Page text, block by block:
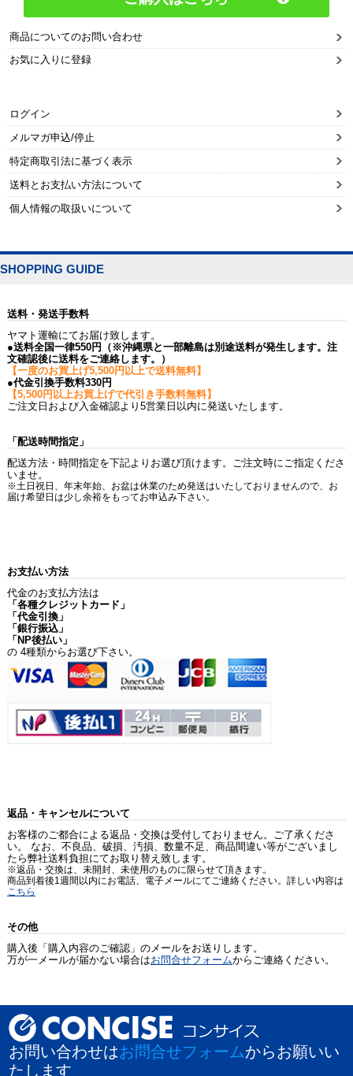
商品についてのお問い合わせ
お気に入りに登録
ログイン
メルマガ申込/停止
特定商取引法に基づく表示
送料とお支払い方法について
個人情報の取扱いについて
SHOPPING GUIDE
送料・発送手数料
ヤマト運輸にてお届け致します。
●送料全国一律550円（※沖縄県と一部離島は別途送料が発生します。注
文確認後に送料をご連絡します。）
【一度のお買上げ5,500円以上で送料無料】
●代金引換手数料330円
【5,500円以上お買上げで代引き手数料無料】
ご注文日および入金確認より5営業日以内に発送いたします。
「配送時間指定」
配送方法・時間指定を下記よりお選び頂けます。ご注文時にご指定くださ
いませ。
※土日祝日、年末年始、お盆は休業のため発送はいたしておりませんので、お
届け希望日は少し余裕をもってお申込み下さい。
お支払い方法
代金のお支払方法は
「各種クレジットカード」
「代金引換」
「銀行振込」
「NP後払い」
の 4種類からお選び下さい。
返品・キャンセルについて
お客様のご都合による返品・交換は受付しておりません。ご了承くださ
い。 なお、不良品、破損、汚損、数量不足、商品間違い等がございまし
たら弊社送料負担にてお取り替え致します。
※返品・交換は、未開封、未使用のものに限らせて頂きます。
商品到着後1週間以内にお電話、電子メールにてご連絡ください。詳しい内容は
こちら
その他
購入後「購入内容のご確認」のメールをお送りします。
万が一メールが届かない場合はお問合せフォームからご連絡ください。
お問い合わせはお問合せフォームからお願いい
たします